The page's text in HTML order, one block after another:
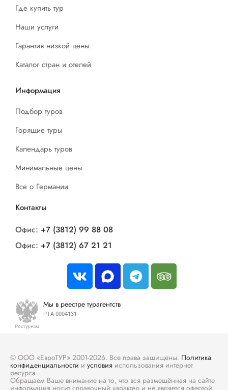
Где купить тур
Наши услуги
Гарантия низкой цены
Каталог стран и отелей
Информация
Подбор туров
Горящие туры
Календарь туров
Минимальные цены
Все о Германии
Контакты
Офис: +7 (3812) 99 88 08
Офис: +7 (3812) 67 21 21
Мы в реестре турагентств
РТА 0004131
© ООО «ЕвроТУР» 2001-2026. Все права защищены. Политика
конфиденциальности и условия использования интернет
ресурса
Обращаем Ваше внимание на то, что вся размещённая на сайте